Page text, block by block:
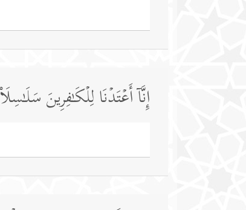
إِنَّاۤ أَعۡتَدۡنَا لِلۡكَـٰفِرِینَ